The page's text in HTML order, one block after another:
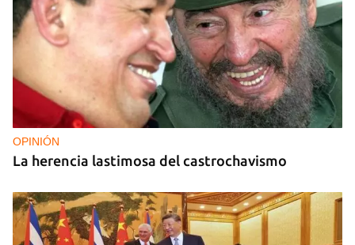
OPINIÓN
La herencia lastimosa del castrochavismo